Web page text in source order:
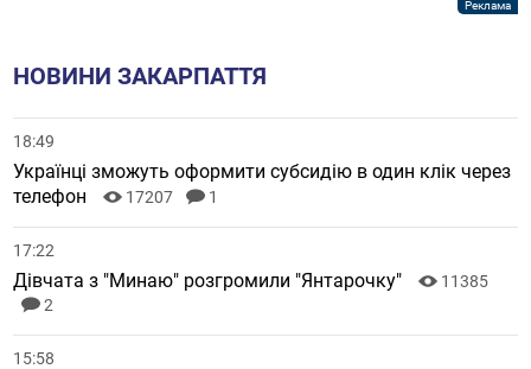
НОВИНИ ЗАКАРПАТТЯ
18:49
Українці зможуть оформити субсидію в один клік через
телефон
17207 1
17:22
Дівчата з "Минаю" розгромили "Янтарочку"
11385
2
15:58